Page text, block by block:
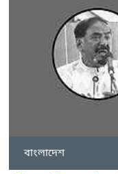
বাংলাদেশ